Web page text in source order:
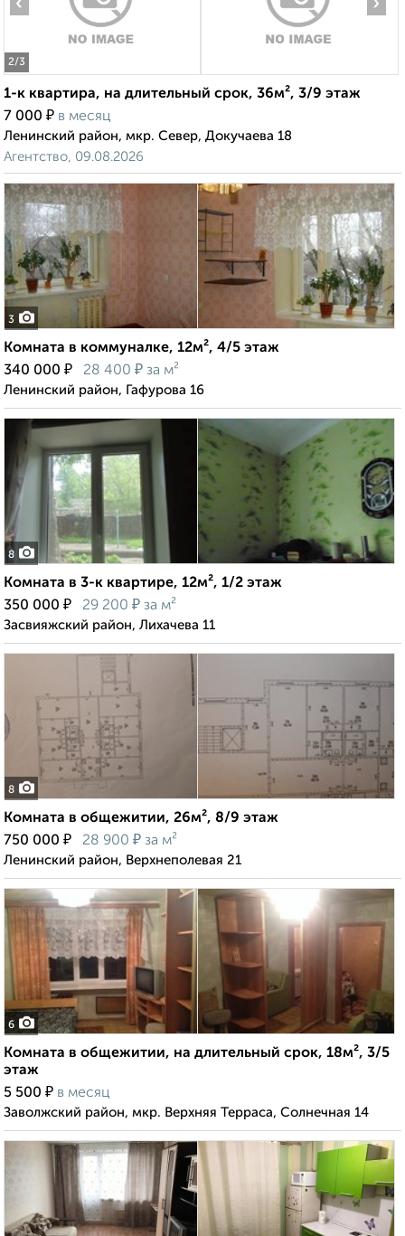
2/3
1-к квартира, на длительный срок, 36м², 3/9 этаж
7 000 ₽ в месяц
Ленинский район, мкр. Север, Докучаева 18
Агентство, 09.08.2026
3
Комната в коммуналке, 12м², 4/5 этаж
340 000 ₽ 28 400 ₽ за м²
Ленинский район, Гафурова 16
8
Комната в 3-к квартире, 12м², 1/2 этаж
350 000 ₽ 29 200 ₽ за м²
Засвияжский район, Лихачева 11
8
Комната в общежитии, 26м², 8/9 этаж
750 000 ₽ 28 900 ₽ за м²
Ленинский район, Верхнеполевая 21
6
Комната в общежитии, на длительный срок, 18м², 3/5
этаж
5 500 ₽ в месяц
Заволжский район, мкр. Верхняя Терраса, Солнечная 14